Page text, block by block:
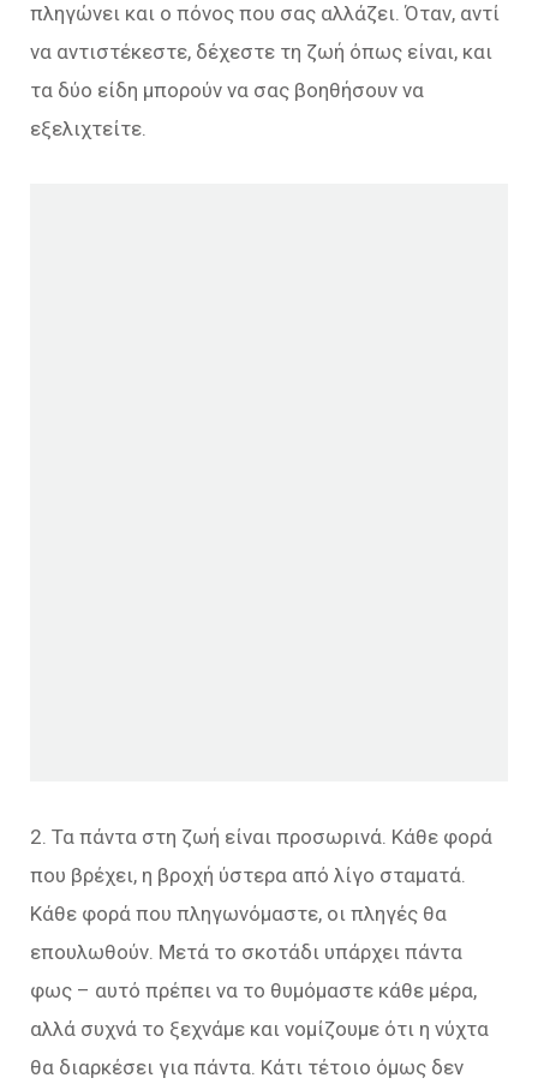
πληγώνει και ο πόνος που σας αλλάζει. Όταν, αντί
να αντιστέκεστε, δέχεστε τη ζωή όπως είναι, και
τα δύο είδη μπορούν να σας βοηθήσουν να
εξελιχτείτε.
2. Τα πάντα στη ζωή είναι προσωρινά. Κάθε φορά
που βρέχει, η βροχή ύστερα από λίγο σταματά.
Κάθε φορά που πληγωνόμαστε, οι πληγές θα
επουλωθούν. Μετά το σκοτάδι υπάρχει πάντα
φως – αυτό πρέπει να το θυμόμαστε κάθε μέρα,
αλλά συχνά το ξεχνάμε και νομίζουμε ότι η νύχτα
θα διαρκέσει για πάντα. Κάτι τέτοιο όμως δεν